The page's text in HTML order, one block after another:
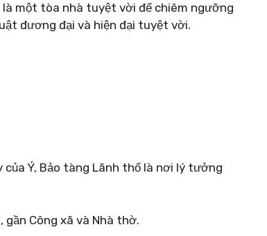
một tòa nhà tuyệt vời để chiêm ngưỡng
đương đại và hiện đại tuyệt vời.
của Ý, Bảo tàng Lãnh thổ là nơi lý tưởng
Công xã và Nhà thờ.